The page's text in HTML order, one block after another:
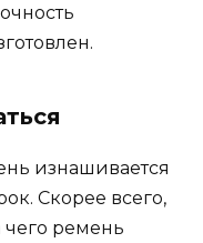
изнашивается
Скорее всего,
ремень